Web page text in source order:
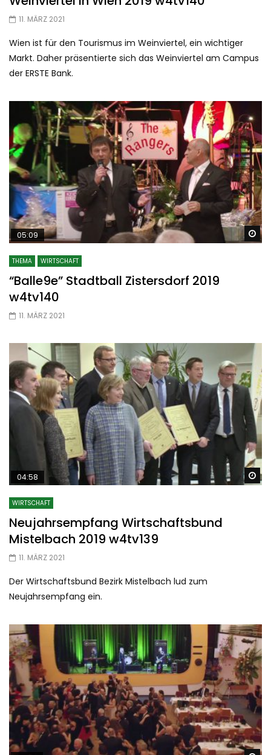
11. MÄRZ 2021
Wien ist für den Tourismus im Weinviertel, ein wichtiger
Markt. Daher präsentierte sich das Weinviertel am Campus
der ERSTE Bank.
05:09
THEMA WIRTSCHAFT
“Balle9e” Stadtball Zistersdorf 2019
w4tv140
11. MÄRZ 2021
04:58
WIRTSCHAFT
Neujahrsempfang Wirtschaftsbund
Mistelbach 2019 w4tv139
11. MÄRZ 2021
Der Wirtschaftsbund Bezirk Mistelbach lud zum
Neujahrsempfang ein.